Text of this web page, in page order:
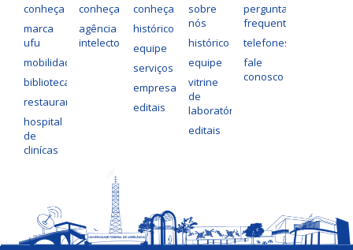
conheça
marca
ufu
mobilidade
bibliotecas
restaurantes
hospital
de
clinícas
conheça
agência
intelecto
conheça
histórico
equipe
serviços
empresas
editais
sobre
nós
histórico
equipe
vitrine
de
laboratórios
editais
perguntas
frequentes
telefones
fale
conosco